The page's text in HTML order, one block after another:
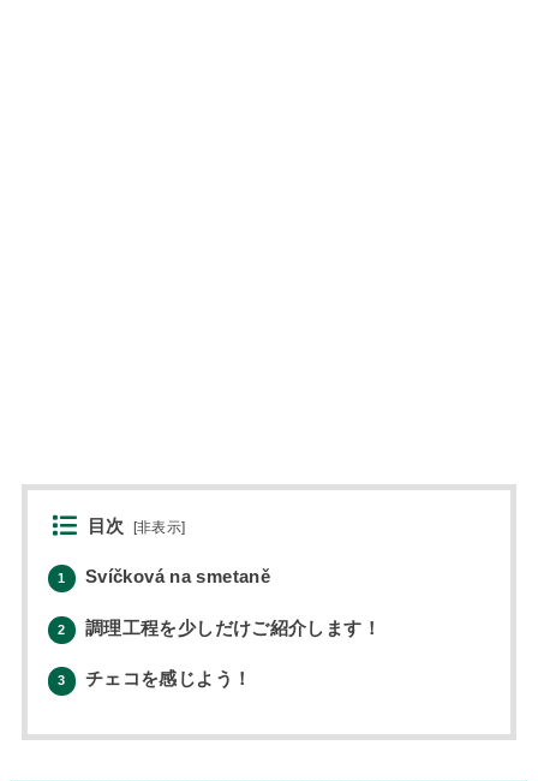
目次 [非表示]
1 Svíčková na smetaně
2 調理工程を少しだけご紹介します！
3 チェコを感じよう！